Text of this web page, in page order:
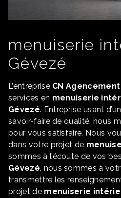
menuiserie
Gévezé
L’entreprise CN Agencement
services en menuiserie
Gévezé. Entreprise usant
savoir-faire de qualité, nous
pour vous satisfaire. Nous
dans votre projet de
sommes à l’écoute de vos
Gévezé, nous sommes à
transmettre les
projet de menuiserie